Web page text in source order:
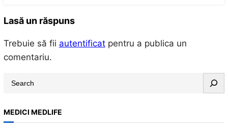
Lasă un răspuns
Trebuie să fii autentificatpentru a publica un
comentariu.
r
MEDICI MEDLIFE